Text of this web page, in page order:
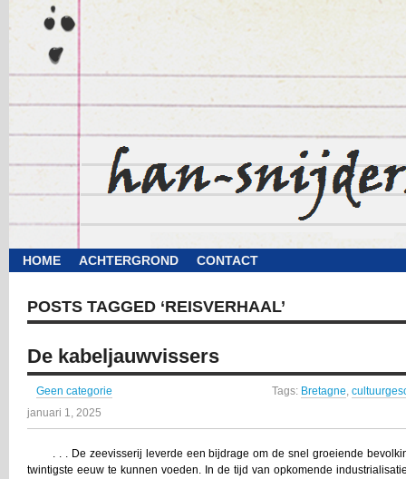
HOME ACHTERGROND CONTACT
POSTS TAGGED ‘REISVERHAAL’
De kabeljauwvissers
Geen categorie Tags: Bretagne,
januari 1, 2025
. . . De zeevisserij leverde een bijdrage om de snel groeiende
twintigste eeuw te kunnen voeden. In de tijd van opkomende